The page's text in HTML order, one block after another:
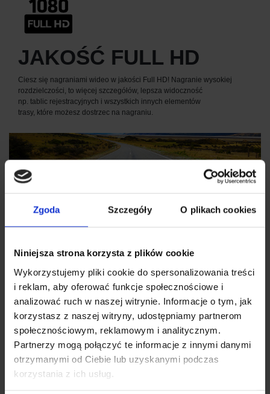
Zgoda Szczegóły O plikach cookies
Niniejsza strona korzysta z plików cookie
Wykorzystujemy pliki cookie do spersonalizowania treści
i reklam, aby oferować funkcje społecznościowe i
analizować ruch w naszej witrynie. Informacje o tym, jak
korzystasz z naszej witryny, udostępniamy partnerom
społecznościowym, reklamowym i analitycznym.
Partnerzy mogą połączyć te informacje z innymi danymi
otrzymanymi od Ciebie lub uzyskanymi podczas
korzystania z ich usług.
JAKOŚĆ FULL HD
Ciesz się nagraniami wideo w jakości Full HD! Nagranie wysokiej
rozdzielczości, to więcej szczegółów, lepsza widoczność
np. tablic rejestracyjnych i wszystkich innych elementów
trasy, które możesz dostrzec na nagraniu.
ZOBACZ WIĘCEJ
Dzięki kamerze Xblitz Z4 zarejestrujesz i zauważysz
więcej! Szeroki kąt widzenia rejestratora sprawi,